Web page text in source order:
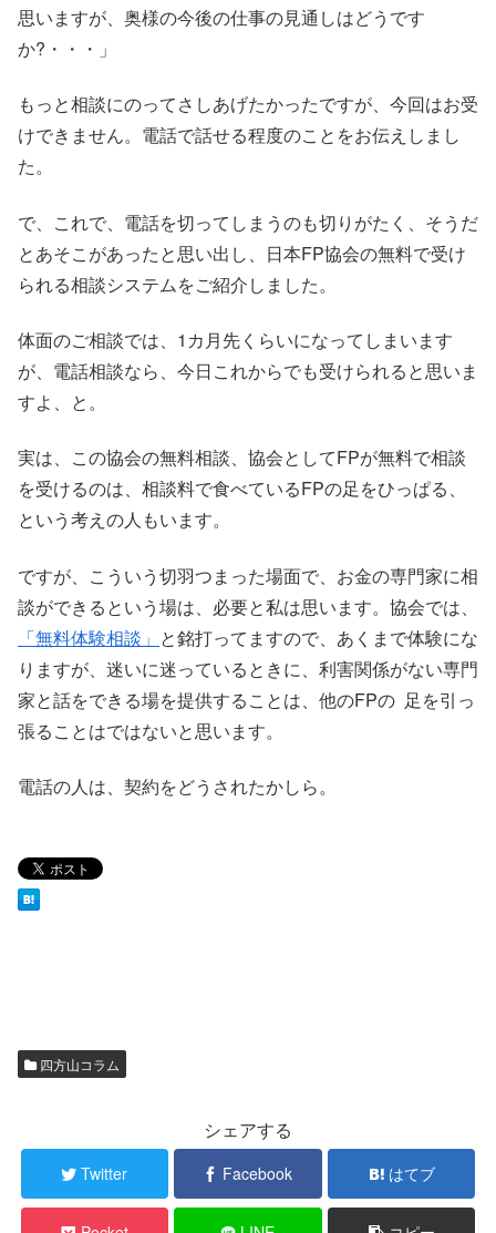
思いますが、奥様の今後の仕事の見通しはどうです
か?・・・」
もっと相談にのってさしあげたかったですが、今回はお受
けできません。電話で話せる程度のことをお伝えしまし
た。
で、これで、電話を切ってしまうのも切りがたく、そうだ
とあそこがあったと思い出し、日本FP協会の無料で受け
られる相談システムをご紹介しました。
体面のご相談では、1カ月先くらいになってしまいます
が、電話相談なら、今日これからでも受けられると思いま
すよ、と。
実は、この協会の無料相談、協会としてFPが無料で相談
を受けるのは、相談料で食べているFPの足をひっぱる、
という考えの人もいます。
ですが、こういう切羽つまった場面で、お金の専門家に相
談ができるという場は、必要と私は思います。協会では、
「無料体験相談」 と銘打ってますので、あくまで体験にな
りますが、迷いに迷っているときに、利害関係がない専門
家と話をできる場を提供することは、他のFPの 足を引っ
張ることはではないと思います。
電話の人は、契約をどうされたかしら。
四方山コラム
シェアする
Twitter Facebook はてブ